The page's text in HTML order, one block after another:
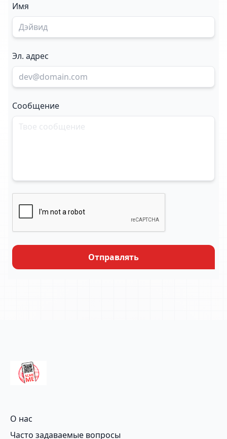
Имя
Эл. адрес
Сообщение
Отправлять
О нас
Часто задаваемые вопросы